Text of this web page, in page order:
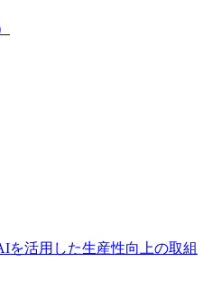
を活用した生産性向上の取組